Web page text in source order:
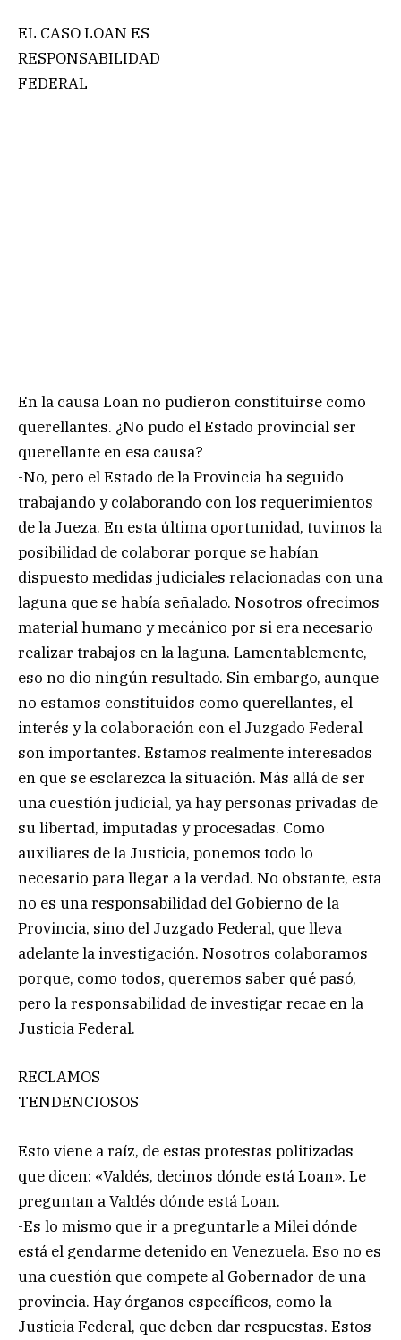
EL CASO LOAN ES
RESPONSABILIDAD
FEDERAL
En la causa Loan no pudieron constituirse como
querellantes. ¿No pudo el Estado provincial ser
querellante en esa causa?
-No, pero el Estado de la Provincia ha seguido
trabajando y colaborando con los requerimientos
de la Jueza. En esta última oportunidad, tuvimos la
posibilidad de colaborar porque se habían
dispuesto medidas judiciales relacionadas con una
laguna que se había señalado. Nosotros ofrecimos
material humano y mecánico por si era necesario
realizar trabajos en la laguna. Lamentablemente,
eso no dio ningún resultado. Sin embargo, aunque
no estamos constituidos como querellantes, el
interés y la colaboración con el Juzgado Federal
son importantes. Estamos realmente interesados
en que se esclarezca la situación. Más allá de ser
una cuestión judicial, ya hay personas privadas de
su libertad, imputadas y procesadas. Como
auxiliares de la Justicia, ponemos todo lo
necesario para llegar a la verdad. No obstante, esta
no es una responsabilidad del Gobierno de la
Provincia, sino del Juzgado Federal, que lleva
adelante la investigación. Nosotros colaboramos
porque, como todos, queremos saber qué pasó,
pero la responsabilidad de investigar recae en la
Justicia Federal.
RECLAMOS
TENDENCIOSOS
Esto viene a raíz, de estas protestas politizadas
que dicen: «Valdés, decinos dónde está Loan». Le
preguntan a Valdés dónde está Loan.
-Es lo mismo que ir a preguntarle a Milei dónde
está el gendarme detenido en Venezuela. Eso no es
una cuestión que compete al Gobernador de una
provincia. Hay órganos específicos, como la
Justicia Federal, que deben dar respuestas. Estos